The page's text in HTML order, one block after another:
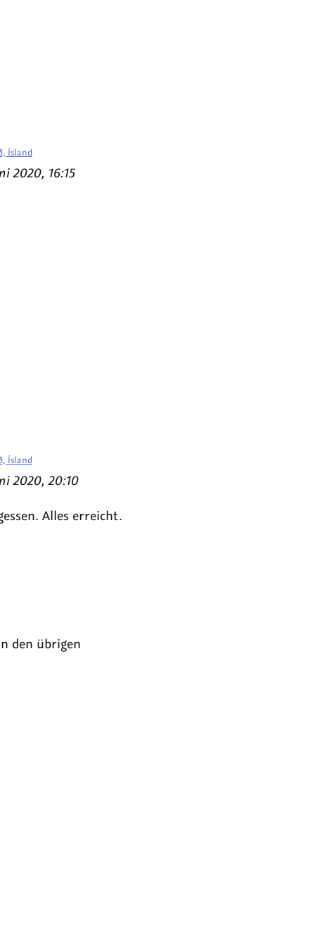
Ísland
2020, 16:15
Alles erreicht.
Ísland
2020, 20:10
den übrigen